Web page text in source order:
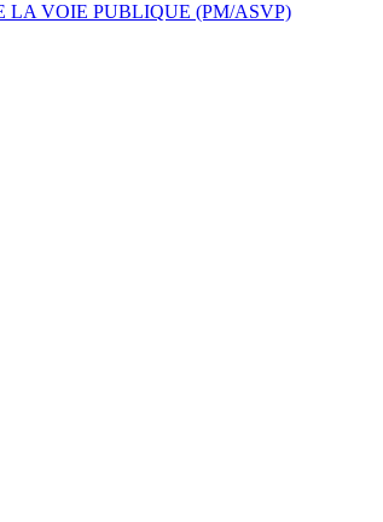
LA VOIE PUBLIQUE (PM/ASVP)